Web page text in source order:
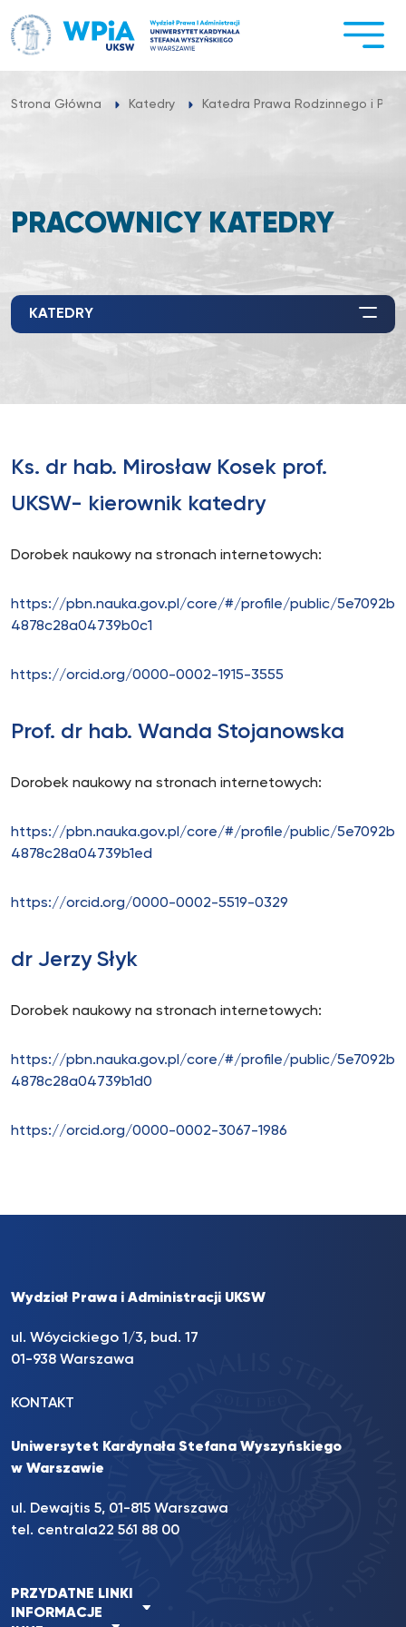
do
treści
Strona Główna Katedry Katedra Prawa Rodzinnego i
PRACOWNICY KATEDRY
KATEDRY
Ks. dr hab. Mirosław Kosek prof.
UKSW- kierownik katedry
Dorobek naukowy na stronach internetowych:
https://pbn.nauka.gov.pl/core/#/profile/public/5e7092b
4878c28a04739b0c1
https://orcid.org/0000-0002-1915-3555
Prof. dr hab. Wanda Stojanowska
Dorobek naukowy na stronach internetowych:
https://pbn.nauka.gov.pl/core/#/profile/public/5e7092b
4878c28a04739b1ed
https://orcid.org/0000-0002-5519-0329
dr Jerzy Słyk
Dorobek naukowy na stronach internetowych:
https://pbn.nauka.gov.pl/core/#/profile/public/5e7092b
4878c28a04739b1d0
https://orcid.org/0000-0002-3067-1986
Wydział Prawa i Administracji UKSW
ul. Wóycickiego 1/3, bud. 17
01-938 Warszawa
KONTAKT
Uniwersytet Kardynała Stefana Wyszyńskiego
w Warszawie
ul. Dewajtis 5, 01-815 Warszawa
tel. centrala22 561 88 00
PRZYDATNE LINKI
INFORMACJE